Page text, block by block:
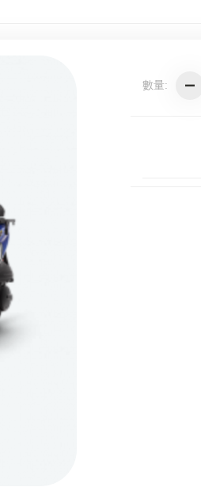
數量: